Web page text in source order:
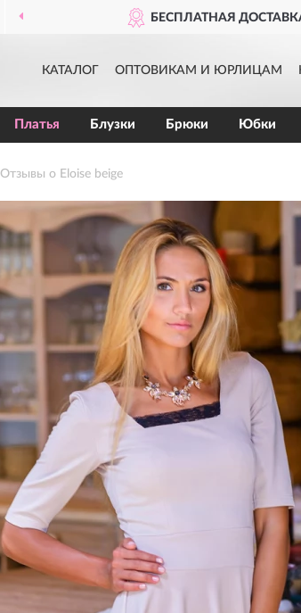
БЕСПЛАТНАЯ
КАТАЛОГ ОПТОВИКАМ И ЮРЛИЦАМ
Платья Блузки Брюки Юбки
Отзывы о Eloise beige